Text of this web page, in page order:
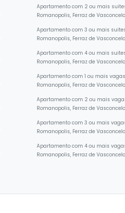
Apartamento com 2 ou mais
Romanopolis, Ferraz de
Apartamento com 3 ou mais
Romanopolis, Ferraz de
Apartamento com 4 ou mais
Romanopolis, Ferraz de
Apartamento com 1 ou mais
Romanopolis, Ferraz de
Apartamento com 2 ou mais
Romanopolis, Ferraz de
Apartamento com 3 ou mais
Romanopolis, Ferraz de
Apartamento com 4 ou mais
Romanopolis, Ferraz de